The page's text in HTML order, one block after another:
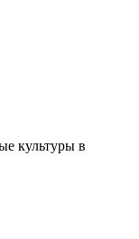
культуры в